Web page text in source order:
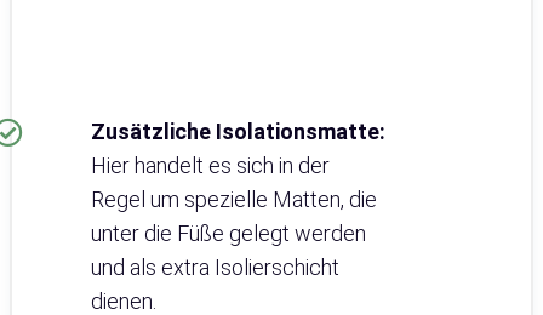
Zusätzliche Isolationsmatte:
Hier handelt es sich in der
Regel um spezielle Matten, die
unter die Füße gelegt werden
und als extra Isolierschicht
dienen.